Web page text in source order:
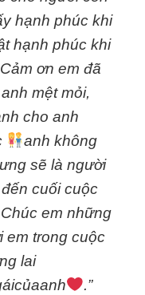
hạnh phúc khi
hạnh phúc khi
ơn em đã
mệt mỏi,
cho anh
anh không
sẽ là người
cuối cuộc
em những
em trong cuộc
lai
.”